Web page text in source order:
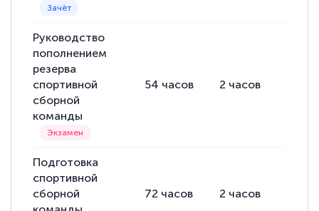
Руководство
пополнением
резерва
спортивной
сборной
команды
54 часов 2 часов
Подготовка
спортивной
сборной
72 часов 2 часов